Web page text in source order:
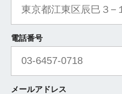
電話番号
メールアドレス